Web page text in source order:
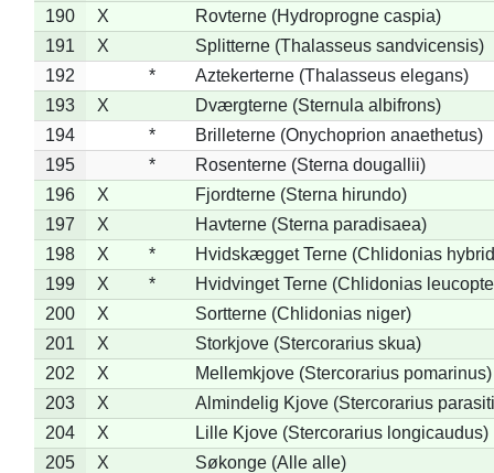
190
X
Rovterne (Hydroprogne caspia)
191
X
Splitterne (Thalasseus sandvicensis)
192
*
Aztekerterne (Thalasseus elegans)
193
X
Dværgterne (Sternula albifrons)
194
*
Brilleterne (Onychoprion anaethetus)
195
*
Rosenterne (Sterna dougallii)
196
X
Fjordterne (Sterna hirundo)
197
X
Havterne (Sterna paradisaea)
198
X *
Hvidskægget Terne (Chlidonias
199
X *
Hvidvinget Terne (Chlidonias
200
X
Sortterne (Chlidonias niger)
201
X
Storkjove (Stercorarius skua)
202
X
Mellemkjove (Stercorarius pomarinus)
203
X
Almindelig Kjove (Stercorarius
204
X
Lille Kjove (Stercorarius longicaudus)
205
X
Søkonge (Alle alle)